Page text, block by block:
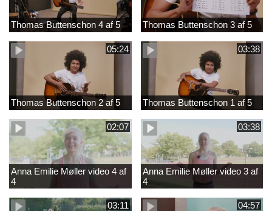
Thomas Buttenschon 4 af 5 Thomas Buttenschon 3 af 5
05:24
Thomas Buttenschon 2 af 5
03:38
Thomas Buttenschon 1 af 5
02:07
Anna Emilie Møller video 4 af
4
03:38
Anna Emilie Møller video 3 af
4
03:11 04:57